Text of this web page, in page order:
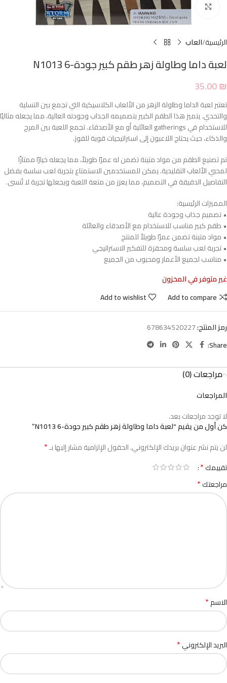
Click to enlarge
الرئيسية العاب
لعبة داما وطاولة زهر طقم كبير جودة-N1013 6
35.00₪
تعتبر لعبة الداما وطاولة الزهر من الألعاب الكلاسيكية التي تجمع بين التسلية
والتحدي. يتميز هذا الطقم الكبير بتصميمه الجذاب وجودته العالية، مما يجعله مثاليًا
للاستخدام في gatherings العائلية أو مع الأصدقاء. تجمع اللعبة بين المرح
والذكاء، حيث يحتاج اللاعبون إلى استراتيجيات قوية للفوز.
تم تصنيع الطقم من مواد متينة تضمن له عمرًا طويلاً، مما يجعله خيارًا ممتازًا
لمحبي الألعاب التقليدية. يمكن للمستخدمين الاستمتاع بتجربة لعب سلسة بفضل
التفاصيل الدقيقة في التصميم، مما يعزز من متعة اللعبة ويجعلها تجربة لا تُنسى.
المميزات الرئيسية:
• تصميم جذاب وجودة عالية
• طقم كبير مناسب للاستخدام مع الأصدقاء والعائلة
• مواد متينة تضمن عمرًا طويلاً للمنتج
• تجربة لعب سلسة ومحفزة للتفكير الاستراتيجي
• مناسب لجميع الأعمار ومحبوب من الجميع
غير متوفر في المخزون
Add to compare
Add to wishlist
رمز المنتج:678634520227
Share:
مراجعات (0)
المراجعات
لا توجد مراجعات بعد.
كن أول من يقيم “لعبة داما وطاولة زهر طقم كبير جودة-N1013 6”
لن يتم نشر عنوان بريدك الإلكتروني.الحقول الإلزامية مشار إليها بـ*
تقييمك*
مراجعتك*
الاسم*
البريد الإلكتروني*